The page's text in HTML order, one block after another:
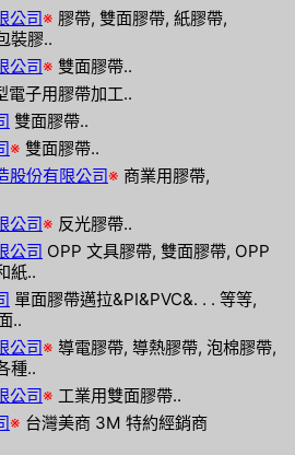
公司※ 膠帶, 雙面膠帶, 紙膠帶,
裝膠..
公司※ 雙面膠帶..
電子用膠帶加工..
雙面膠帶..
※ 雙面膠帶..
股份有限公司※ 商業用膠帶,
公司※ 反光膠帶..
公司 OPP 文具膠帶, 雙面膠帶, OPP
紙..
單面膠帶邁拉&PI&PVC&. . . 等等,
..
公司※ 導電膠帶, 導熱膠帶, 泡棉膠帶,
種..
公司※ 工業用雙面膠帶..
※ 台灣美商 3M 特約經銷商